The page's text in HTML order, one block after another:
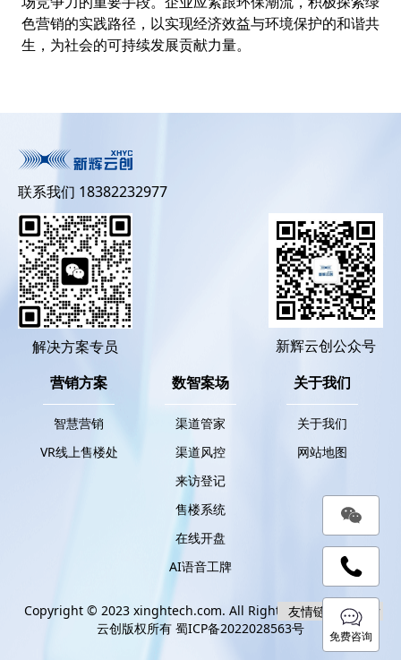
色营销的实践路径，以实现经济效益与环境保护的和谐共
生，为社会的可持续发展贡献力量。
联系我们 18382232977
解决方案专员
新辉云创公众号
营销方案
智慧营销
VR线上售楼处
数智案场
渠道管家
渠道风控
来访登记
售楼系统
在线开盘
AI语音工牌
关于我们
关于我们
网站地图
Copyright © 2023 xinghtech.com. All Rights Reserved. 新辉
云创版权所有 蜀ICP备2022028563号 免费咨询